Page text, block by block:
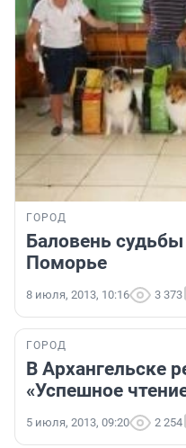
ГОРОД
Баловень
Поморье
8 июля, 2013, 10:16 3 373
ГОРОД
В Архангельске
«Успешное
5 июля, 2013, 09:20 2 254